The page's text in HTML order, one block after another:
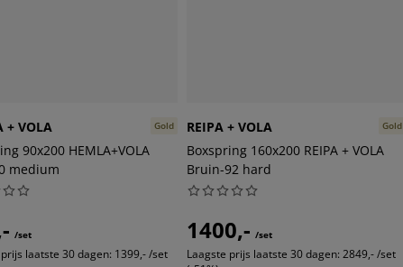
Gold
+ VOLA
90x200 HEMLA+VOLA
medium
/set
laatste 30 dagen: 1399,- /set
Gold
REIPA + VOLA
Boxspring 160x200 REIPA + VOLA
Bruin-92 hard
1400,- /set
Laagste prijs laatste 30 dagen: 2849,- /set